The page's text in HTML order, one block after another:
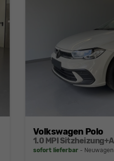
Volkswagen Polo
sofort lieferbar Neuwagen